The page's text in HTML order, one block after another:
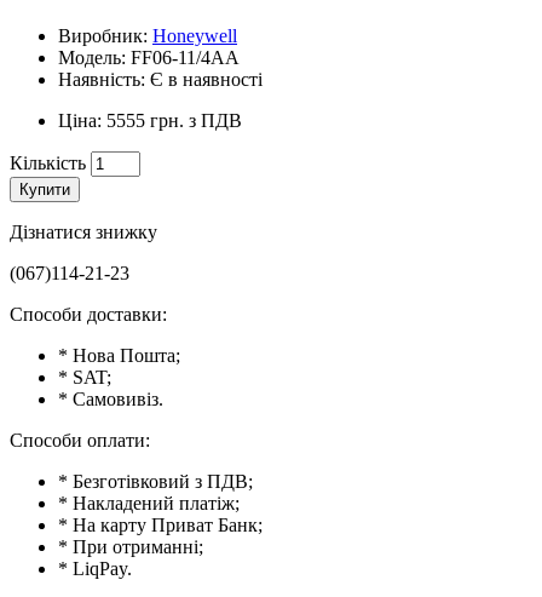
Виробник: Honeywell
Модель: FF06-11/4AA
Наявність: Є в наявності
Ціна: 5555 грн. з ПДВ
Кількість
Купити
Дізнатися знижку
(067)114-21-23
Способи доставки:
* Нова Пошта;
* SAT;
* Самовивіз.
Способи оплати:
* Безготівковий з ПДВ;
* Накладений платіж;
* На карту Приват Банк;
* При отриманні;
* LiqPay.